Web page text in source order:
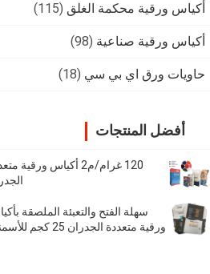
أكياس ورقية محكمة الغلق (115)
أكياس ورقية صناعية (98)
حاويات ورق اي بي سي (18)
أفضل المنتجات
120 غرام/م2 أكياس ورقية
سهلة الفتح والتعبئة الملصقة
ورقية متعددة الجدران 25 كجم للأسمنت